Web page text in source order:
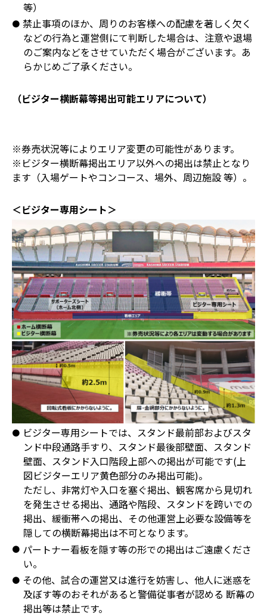
等）
禁止事項のほか、周りのお客様への配慮を著しく欠く
などの行為と運営側にて判断した場合は、注意や退場
のご案内などをさせていただく場合がございます。あ
らかじめご了承ください。
（ビジター横断幕等掲出可能エリアについて）
※券売状況等によりエリア変更の可能性があります。
※ビジター横断幕掲出エリア以外への掲出は禁止となり
ます（入場ゲートやコンコース、場外、周辺施設 等）。
＜ビジター専用シート＞
ビジター専用シートでは、スタンド最前部およびスタ
ンド中段通路手すり、スタンド最後部壁面、スタンド
壁面、スタンド入口階段上部への掲出が可能です(上
図ビジターエリア黄色部分のみ掲出可能)。
ただし、非常灯や入口を塞ぐ掲出、観客席から見切れ
を発生させる掲出、通路や階段、スタンドを跨いでの
掲出、緩衝帯への掲出、その他運営上必要な設備等を
隠しての横断幕掲出は不可となります。
パートナー看板を隠す等の形での掲出はご遠慮くださ
い。
その他、試合の運営又は進行を妨害し、他人に迷惑を
及ぼす等のおそれがあると警備従事者が認める 断幕の
掲出等は禁止です。